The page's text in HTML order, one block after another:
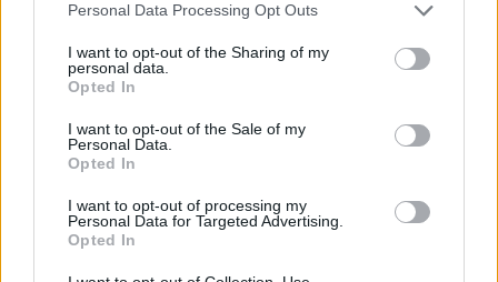
Personal Data Processing Opt Outs
I want to opt-out of the Sharing of my
personal data.
Opted In
I want to opt-out of the Sale of my
Personal Data.
Opted In
I want to opt-out of processing my
Personal Data for Targeted Advertising.
Opted In
contemporanea in un palazzo quattrocentesco. A
Roma, la Residenza di Ripetta rappresenta un
altro esempio di struttura che ha intrecciato
ospitalità e cultura.
Fenomeno globale
La crescita degli art hotel, un fenomeno ormai